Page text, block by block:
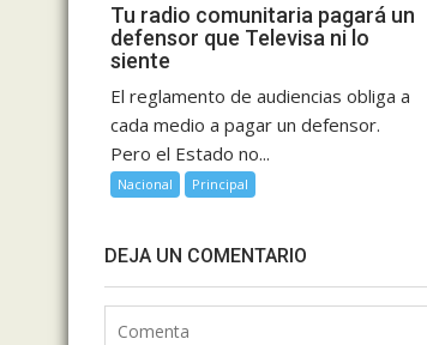
Tu radio comunitaria pagará un
defensor que Televisa ni lo
siente
El reglamento de audiencias obliga a
cada medio a pagar un defensor.
Pero el Estado no...
Nacional Principal
DEJA UN COMENTARIO